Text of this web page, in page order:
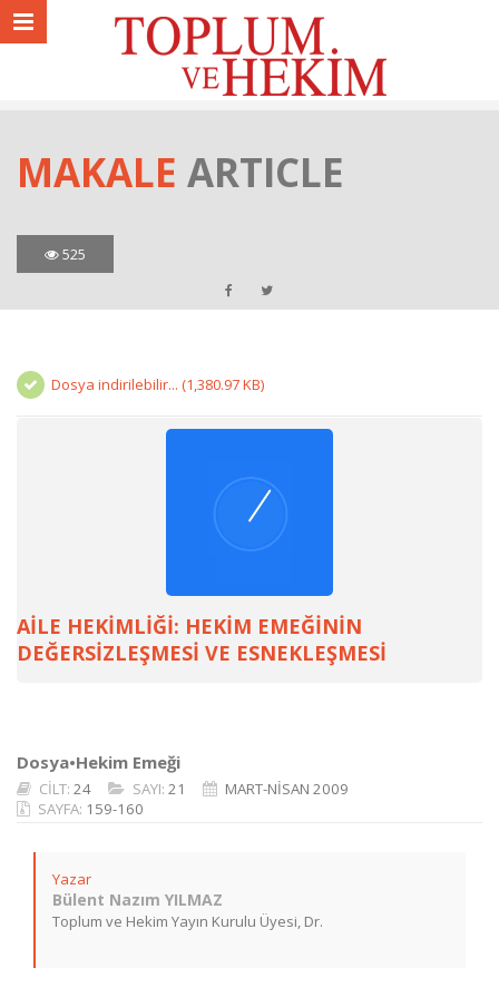
MAKALE ARTICLE
525
Dosya indirilebilir... (1,380.97 KB)
AİLE HEKİMLİĞİ: HEKİM EMEĞİNİN
DEĞERSİZLEŞMESİ VE ESNEKLEŞMESİ
Dosya•Hekim Emeği
CİLT: 24 SAYI: 21
MART-NİSAN 2009
SAYFA: 159-160
Yazar
Bülent Nazım YILMAZ
Toplum ve Hekim Yayın Kurulu Üyesi, Dr.